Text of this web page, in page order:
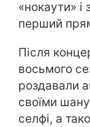
«нокаути» і
перший
Після
восьмого
роздавали
своїми
селфі, а